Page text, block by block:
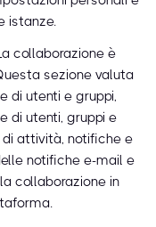
istanze.
collaborazione è
sezione valuta
di utenti e gruppi,
di utenti, gruppi e
di attività, notifiche e
notifiche e-mail e
collaborazione in